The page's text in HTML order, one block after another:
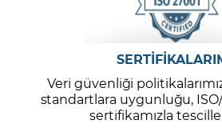
Veri güvenliği
standartlara uygunluğu, ISO/
sertifikamızla